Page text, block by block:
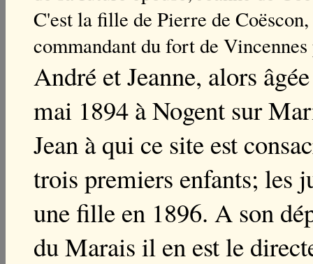
C'est la fille de Pierre de
commandant du fort de
André et Jeanne, alors
mai 1894 à Nogent sur
Jean à qui ce site est
trois premiers enfants; les
une fille en 1896. A son
du Marais il en est le